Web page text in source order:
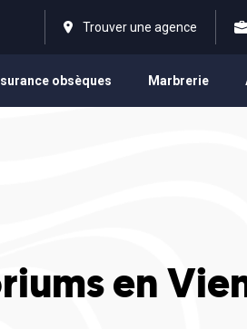
Trouver une agence
obsèques Marbrerie
en